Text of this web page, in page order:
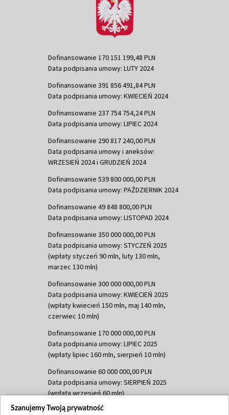
Dofinansowanie 170 151 199,48 PLN
Data podpisania umowy: LUTY 2024
Dofinansowanie 391 856 491,84 PLN
Data podpisania umowy: KWIECIEŃ 2024
Dofinansowanie 237 754 754,24 PLN
Data podpisania umowy: LIPIEC 2024
Dofinansowanie 290 817 240,00 PLN
Data podpisania umowy i aneksów:
WRZESIEŃ 2024 i GRUDZIEŃ 2024
Dofinansowanie 539 800 000,00 PLN
Data podpisania umowy: PAŹDZIERNIK 2024
Dofinansowanie 49 848 800,00 PLN
Data podpisania umowy: LISTOPAD 2024
Dofinansowanie 350 000 000,00 PLN
Data podpisania umowy: STYCZEŃ 2025
(wpłaty styczeń 90 mln, luty 130 mln,
marzec 130 mln)
Dofinansowanie 300 000 000,00 PLN
Data podpisania umowy: KWIECIEŃ 2025
(wpłaty kwiecień 150 mln, maj 140 mln,
czerwiec 10 mln)
Dofinansowanie 170 000 000,00 PLN
Data podpisania umowy: LIPIEC 2025
(wpłaty lipiec 160 mln, sierpień 10 mln)
Dofinansowanie 60 000 000,00 PLN
Data podpisania umowy: SIERPIEŃ 2025
(wpłata wrzesień 60 mln)
Dofinansowanie 635 783 051,21 PLN
Szanujemy Twoją prywatność